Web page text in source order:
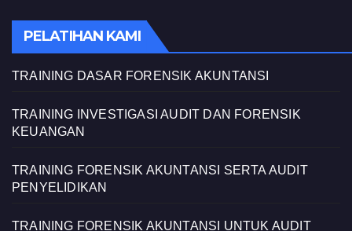
PELATIHAN KAMI
TRAINING DASAR FORENSIK AKUNTANSI
TRAINING INVESTIGASI AUDIT DAN FORENSIK
KEUANGAN
TRAINING FORENSIK AKUNTANSI SERTA AUDIT
PENYELIDIKAN
TRAINING FORENSIK AKUNTANSI UNTUK AUDIT